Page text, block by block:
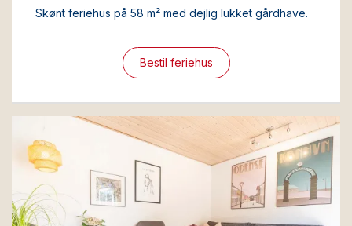
Skønt feriehus på 58 m² med dejlig lukket gårdhave.
Bestil feriehus